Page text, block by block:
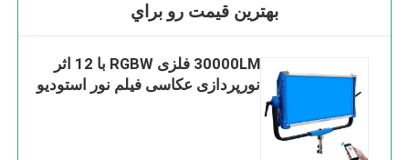
بهترين قيمت رو براي
30000LM فلزی RGBW با 12 اثر
نورپردازی عکاسی فیلم نور استودیو